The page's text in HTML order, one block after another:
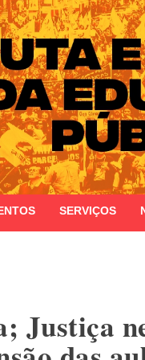
Estado do Rio Grande
SERVIÇOS
Justiça